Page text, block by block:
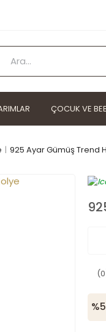
ÇOCUK VE
925 Ayar Gümüş Trend